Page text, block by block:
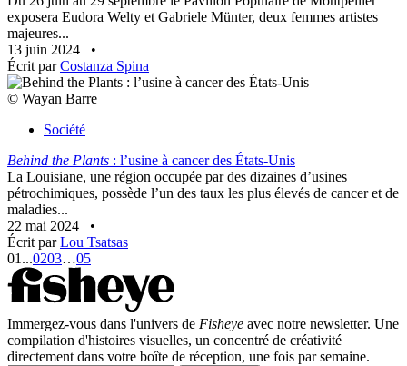
exposera Eudora Welty et Gabriele Münter, deux femmes artistes
majeures...
13 juin 2024
•
Écrit parCostanza Spina
© Wayan Barre
Société
Behind the Plants : l’usine à cancer des États-Unis
La Louisiane, une région occupée par des dizaines d’usines
pétrochimiques, possède l’un des taux les plus élevés de cancer et de
maladies...
22 mai 2024
•
Écrit parLou Tsatsas
01 ...0203…05
Immergez-vous dans l'univers de Fisheye avec notre newsletter. Une
compilation d'histoires visuelles, un concentré de créativité
directement dans votre boîte de réception, une fois par semaine.